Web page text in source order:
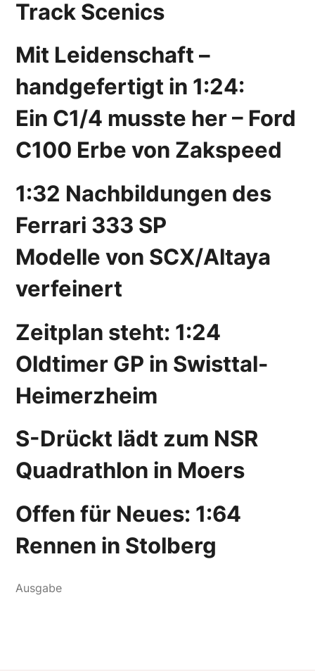
Track Scenics
Mit Leidenschaft –
handgefertigt in 1:24:
Ein C1/4 musste her – Ford
C100 Erbe von Zakspeed
1:32 Nachbildungen des
Ferrari 333 SP
Modelle von SCX/Altaya
verfeinert
Zeitplan steht: 1:24
Oldtimer GP in Swisttal-
Heimerzheim
S-Drückt lädt zum NSR
Quadrathlon in Moers
Offen für Neues: 1:64
Rennen in Stolberg